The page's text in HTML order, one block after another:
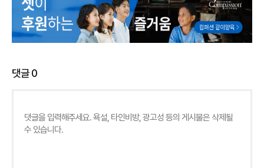
댓글0